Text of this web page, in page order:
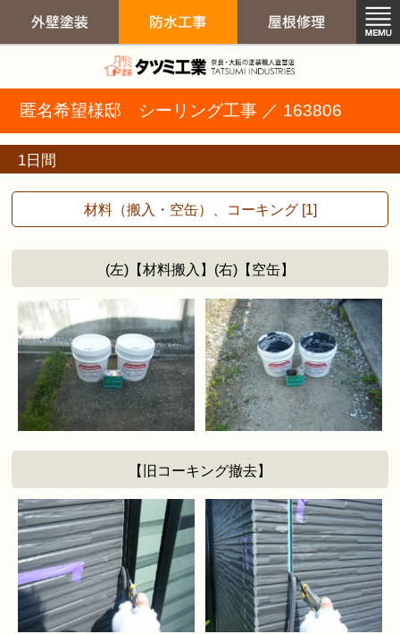
匿名希望様邸 シーリング工事 ／ 163806
1日間
材料（搬入・空缶）、コーキング [1]
(左)【材料搬入】(右)【空缶】
【旧コーキング撤去】